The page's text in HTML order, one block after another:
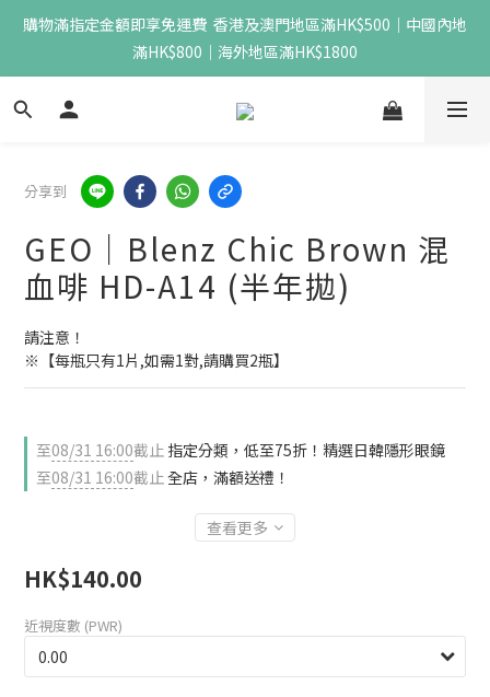
購物滿指定金額即享免運費  香港及澳門地區滿HK$500｜中國內地
滿HK$800｜海外地區滿HK$1800
分享到
GEO｜Blenz Chic Brown 混
血啡 HD-A14 (半年拋)
請注意！
※【每瓶只有1片,如需1對,請購買2瓶】
至08/31 16:00截止 指定分類，低至75折！精選日韓隱形眼鏡
至08/31 16:00截止全店，滿額送禮！
查看更多
HK$140.00
近視度數 (PWR)